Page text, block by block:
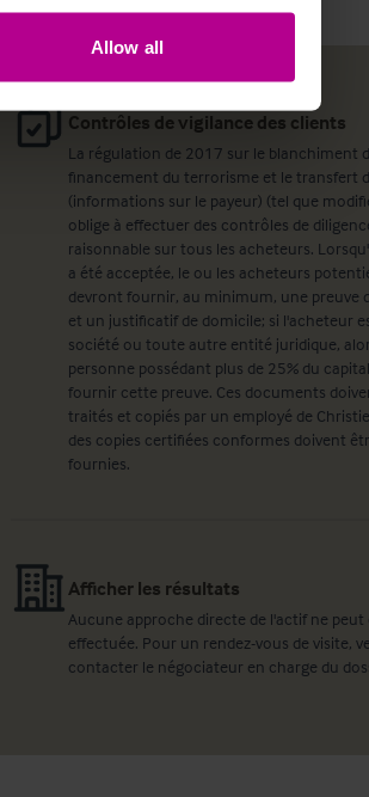
Allow all
Contrôles de vigilance des clients
La régulation de 2017 sur le blanchiment
financement du terrorisme et le transfert
(informations sur le payeur) (tel que
oblige à effectuer des contrôles de
raisonnable sur tous les acheteurs.
a été acceptée, le ou les acheteurs
devront fournir, au minimum, une preuve
et un justificatif de domicile; si l'acheteur
société ou toute autre entité juridique,
personne possédant plus de 25% du
fournir cette preuve. Ces documents
traités et copiés par un employé de
des copies certifiées conformes doivent
fournies.
Afficher les résultats
Aucune approche directe de l'actif ne peut
effectuée. Pour un rendez-vous de visite,
contacter le négociateur en charge du